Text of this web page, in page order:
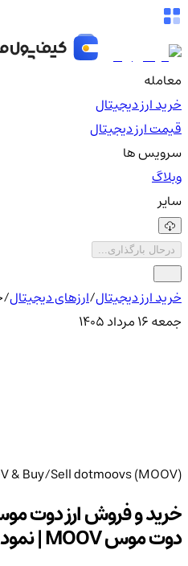
معامله
خرید ارز دیجیتال
قیمت ارز دیجیتال
سرویس ها
وبلاگ
سایر
درحال بارگذاری...
خرید ارز دیجیتال/ارزهای دیجیتال/
جمعه ۱۶ مرداد ۱۴۰۵
& Buy/Sell dotmoovs (MOOV)
دوت موس MOOV | نمودار ارز دوت موس